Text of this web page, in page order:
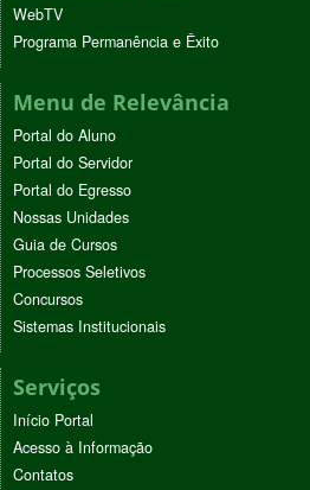
WebTV
Programa Permanência e Êxito
Menu de Relevância
Portal do Aluno
Portal do Servidor
Portal do Egresso
Nossas Unidades
Guia de Cursos
Processos Seletivos
Concursos
Sistemas Institucionais
Serviços
Início Portal
Acesso à Informação
Contatos